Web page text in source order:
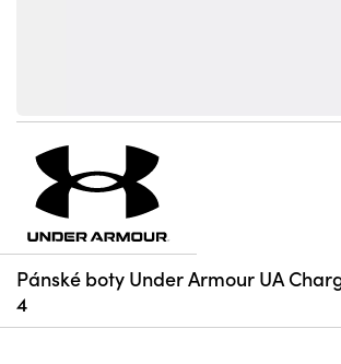
Pánské boty Under Armour UA
4